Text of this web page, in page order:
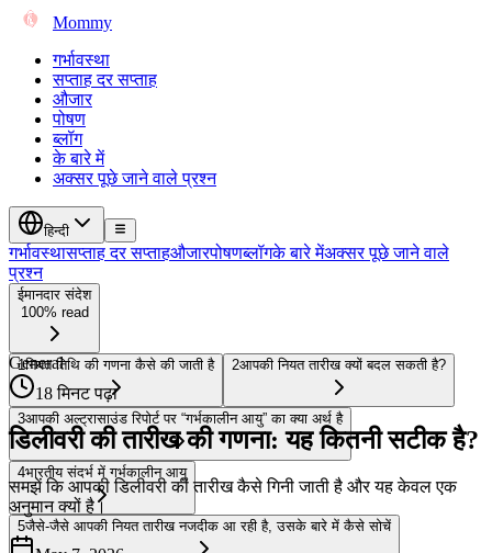
Mommy
गर्भावस्था
सप्ताह दर सप्ताह
औजार
पोषण
ब्लॉग
के बारे में
अक्सर पूछे जाने वाले प्रश्न
हिन्दी
गर्भावस्थासप्ताह दर सप्ताहऔजारपोषणब्लॉगके बारे मेंअक्सर पूछे जाने वाले
प्रश्न
ईमानदार संदेश
100% read
1नियत तिथि की गणना कैसे की जाती है 2आपकी नियत तारीख क्यों बदल सकती है?
3आपकी अल्ट्रासाउंड रिपोर्ट पर “गर्भकालीन आयु” का क्या अर्थ है
4भारतीय संदर्भ में गर्भकालीन आयु
5जैसे-जैसे आपकी नियत तारीख नजदीक आ रही है, उसके बारे में कैसे सोचें
General
18 मिनट पढ़ा
डिलीवरी की तारीख की गणना: यह कितनी सटीक है?
समझें कि आपकी डिलीवरी की तारीख कैसे गिनी जाती है और यह केवल एक
अनुमान क्यों है।